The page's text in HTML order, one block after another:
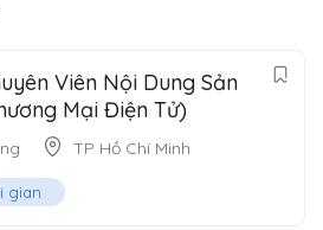
Viên Nội Dung Sản
Mại Điện Tử)
TP Hồ Chí Minh
gian